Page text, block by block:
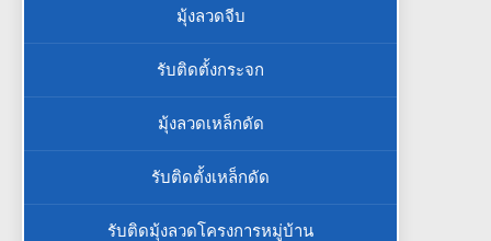
มุ้งลวดจีบ
รับติดตั้งกระจก
มุ้งลวดเหล็กดัด
รับติดตั้งเหล็กดัด
รับติดมุ้งลวดโครงการหมู่บ้าน